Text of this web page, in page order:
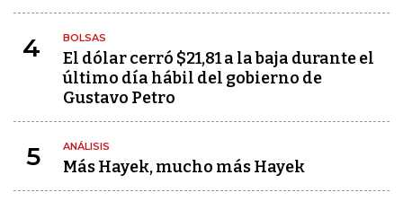
4 BOLSAS
El dólar cerró $21,81 a la baja durante el
último día hábil del gobierno de
Gustavo Petro
5 ANÁLISIS
Más Hayek, mucho más Hayek